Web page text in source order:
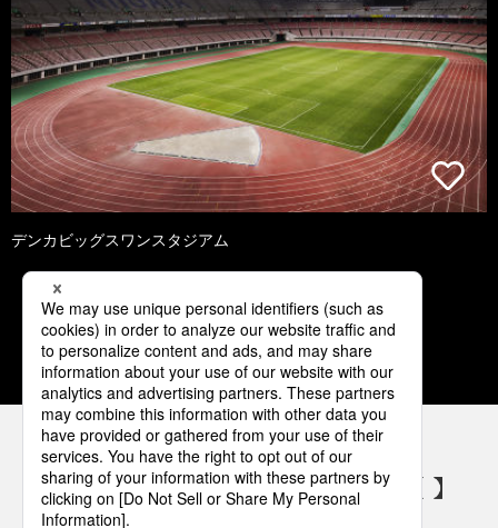
デンカビッグスワンスタジアム
1 2 3 4 5
パナソニックの電気設備 SNSアカウント